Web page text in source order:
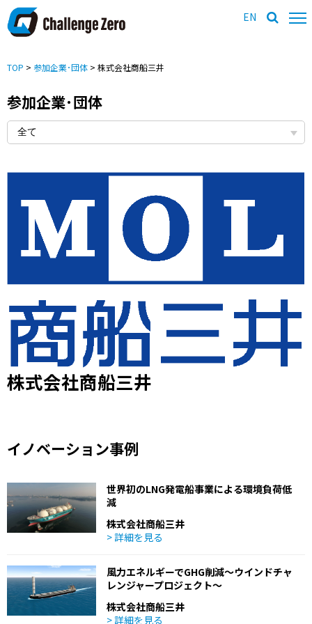
EN
TOP > 参加企業･団体 > 株式会社商船三井
参加企業･団体
株式会社商船三井
イノベーション事例
世界初のLNG発電船事業による環境負荷低
減
株式会社商船三井
> 詳細を見る
風力エネルギーでGHG削減～ウインドチャ
レンジャープロジェクト～
株式会社商船三井
> 詳細を見る